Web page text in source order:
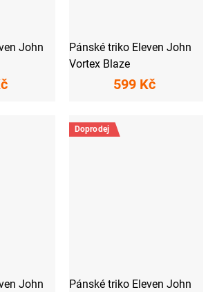
John
Pánské triko Eleven John
Vortex Blaze
599 Kč
John
Doprodej
Pánské triko Eleven John